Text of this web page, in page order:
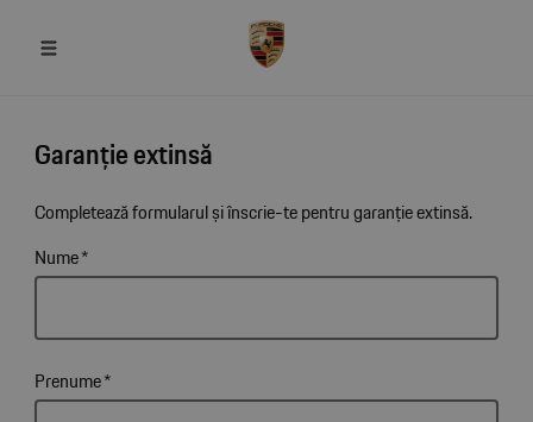
Garanție extinsă
Completează formularul și înscrie-te pentru garanție extinsă.
Nume*
Prenume*